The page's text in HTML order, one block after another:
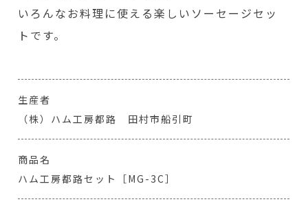
いろんなお料理に使える楽しいソーセージセッ
トです。
生産者
（株）ハム工房都路 田村市船引町
商品名
ハム工房都路セット［MG-3C］